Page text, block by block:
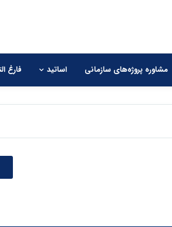
مشاوره‌ پروژه‌های سازمانی اساتید فارغ